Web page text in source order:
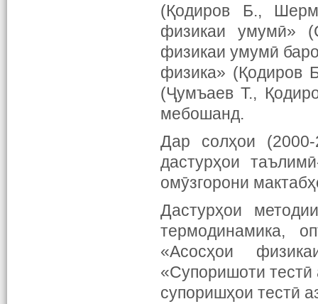
(Қодиров Б.,
физикаи умумӣ»
физикаи умумӣ
физика» (Қодиров
(Ҷумъаев Т.,
мебошанд.
Дар солҳои
дастурҳои
омӯзгорони
Дастурҳои
термодинамика,
«Асосҳои
«Супоришоти
супоришҳои тестӣ